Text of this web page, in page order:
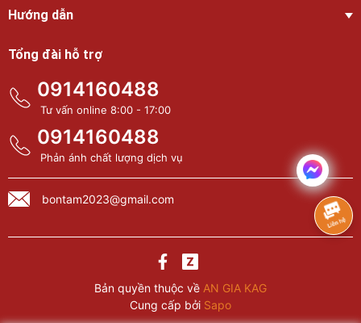
Hướng dẫn
Tổng đài hỗ trợ
0914160488
Tư vấn online 8:00 - 17:00
0914160488
Phản ánh chất lượng dịch vụ
bontam2023@gmail.com
Bản quyền thuộc về AN GIA KAG
Cung cấp bởi Sapo